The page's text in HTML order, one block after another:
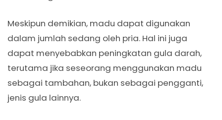
Meskipun demikian, madu dapat digunakan
dalam jumlah sedang oleh pria. Hal ini juga
dapat menyebabkan peningkatan gula darah,
terutama jika seseorang menggunakan madu
sebagai tambahan, bukan sebagai pengganti,
jenis gula lainnya.